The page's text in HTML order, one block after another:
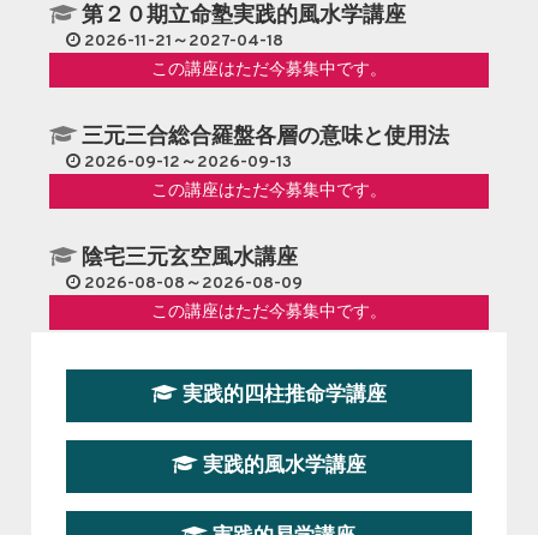
水考
～
第２０期立命塾実践的風水学講座
2026-11-21～2027-04-18
この講座はただ今募集中です。
三元三合総合羅盤各層の意味と使用法
2026-09-12～2026-09-13
この講座はただ今募集中です。
陰宅三元玄空風水講座
2026-08-08～2026-08-09
この講座はただ今募集中です。
第１９期立命塾『実践的易学講座』
2026-08-22～2026-10-25
第19期立命塾実践的四柱推命学講座
2026-03-20～2026-07-19
実践的四柱推命学講座
実践的風水学講座